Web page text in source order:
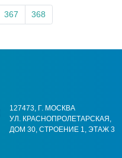
367 368
127473, Г. МОСКВА
УЛ. КРАСНОПРОЛЕТАРСКАЯ,
ДОМ 30, СТРОЕНИЕ 1, ЭТАЖ 3